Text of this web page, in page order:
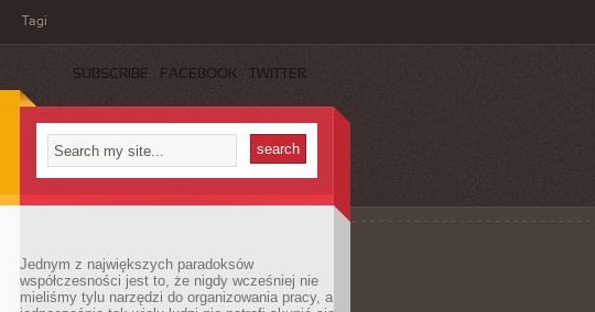
Tagi
SUBSCRIBE FACEBOOK TWITTER
Jednym z największych paradoksów
współczesności jest to, że nigdy wcześniej nie
mieliśmy tylu narzędzi do organizowania pracy, a